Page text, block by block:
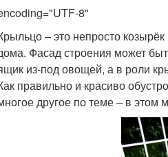
8"
– это непросто
Фасад строения может
из-под овощей, а в роли
правильно и красиво
другое по теме – в этом